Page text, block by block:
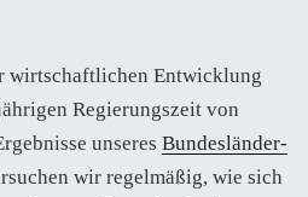
wirtschaftlichen Entwicklung
Regierungszeit von
unseres Bundesländer-
wir regelmäßig, wie sich